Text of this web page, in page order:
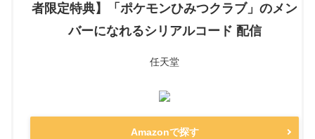
者限定特典】「ポケモンひみつクラブ」のメン
バーになれるシリアルコード 配信
任天堂
Amazonで探す